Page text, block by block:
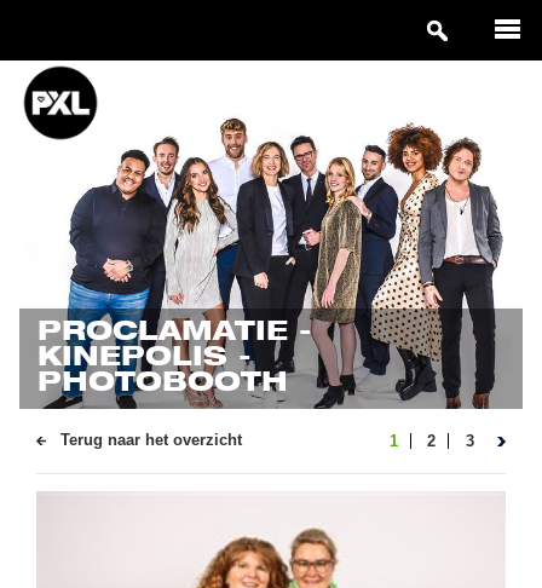
PROCLAMATIE -
KINEPOLIS -
PHOTOBOOTH
Terug naar het overzicht 1 2 3